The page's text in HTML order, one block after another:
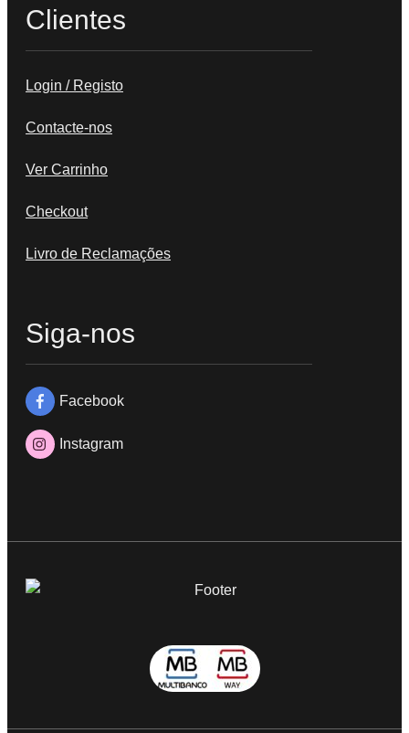
Clientes
Login / Registo
Contacte-nos
Ver Carrinho
Checkout
Livro de Reclamações
Siga-nos
Facebook
Instagram